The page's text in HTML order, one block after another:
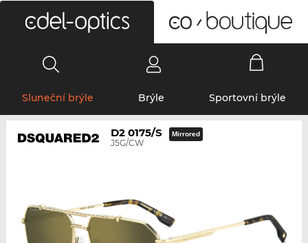
Sluneční brýle Brýle Sportovní brýle
D2 0175/S
J5G/CW
Mirrored